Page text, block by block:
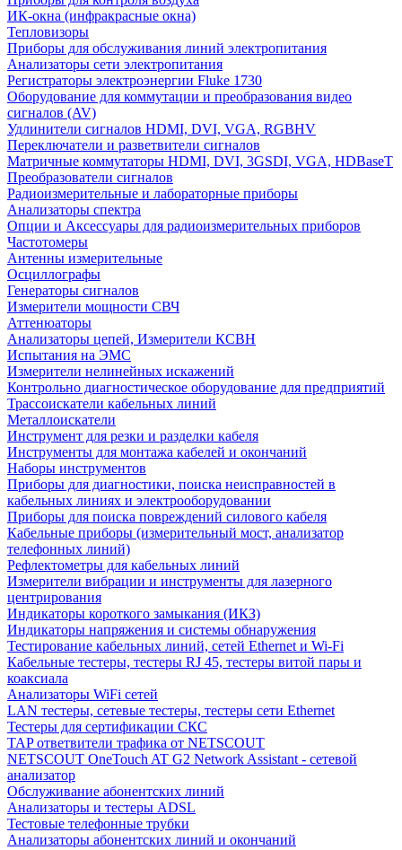
ИК-окна (инфракрасные окна)
Тепловизоры
Приборы для обслуживания линий электропитания
Анализаторы сети электропитания
Регистраторы электроэнергии Fluke 1730
Оборудование для коммутации и преобразования видео
сигналов (AV)
Удлинители сигналов HDMI, DVI, VGA, RGBHV
Переключатели и разветвители сигналов
Матричные коммутаторы HDMI, DVI, 3GSDI, VGA, HDBaseT
Преобразователи сигналов
Радиоизмерительные и лабораторные приборы
Анализаторы спектра
Опции и Аксессуары для радиоизмерительных приборов
Частотомеры
Антенны измерительные
Осциллографы
Генераторы сигналов
Измерители мощности СВЧ
Аттенюаторы
Анализаторы цепей, Измерители КСВН
Испытания на ЭМС
Измерители нелинейных искажений
Контрольно диагностическое оборудование для предприятий
Трассоискатели кабельных линий
Металлоискатели
Инструмент для резки и разделки кабеля
Инструменты для монтажа кабелей и окончаний
Наборы инструментов
Приборы для диагностики, поиска неисправностей в
кабельных линиях и электрооборудовании
Приборы для поиска повреждений силового кабеля
Кабельные приборы (измерительный мост, анализатор
телефонных линий)
Рефлектометры для кабельных линий
Измерители вибрации и инструменты для лазерного
центрирования
Индикаторы короткого замыкания (ИКЗ)
Индикаторы напряжения и системы обнаружения
Тестирование кабельных линий, сетей Ethernet и Wi-Fi
Кабельные тестеры, тестеры RJ 45, тестеры витой пары и
коаксиала
Анализаторы WiFi сетей
LAN тестеры, сетевые тестеры, тестеры сети Ethernet
Тестеры для сертификации СКС
TAP ответвители трафика от NETSCOUT
NETSCOUT OneTouch AT G2 Network Assistant - сетевой
анализатор
Обслуживание абонентских линий
Анализаторы и тестеры ADSL
Тестовые телефонные трубки
Анализаторы абонентских линий и окончаний